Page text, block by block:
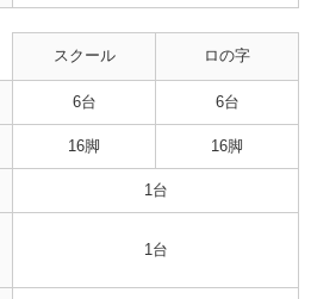
スクール ロの字
6台 6台
16脚 16脚
1台
1台